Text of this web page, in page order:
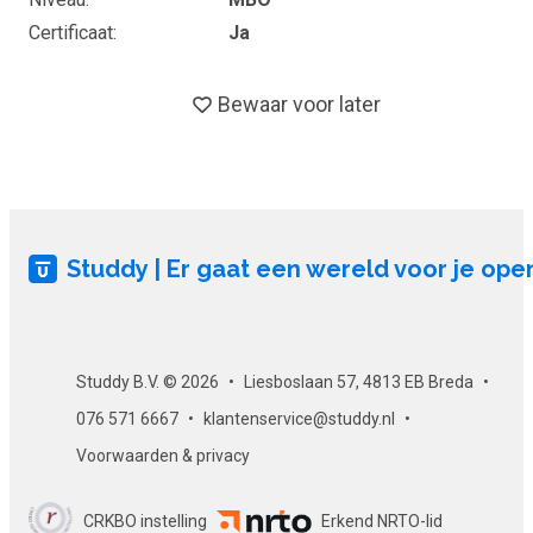
Vaardigheden
Als je deze online training wilt inzetten binnen de opleiding
Lesmaterialen
Opbouw van de cursus
Deze cursus is opgebouwd uit diverse e-learning
het einde van de cursus is er een eindtoets.
Certificaat
Ja
Bewaar voor later
Studdy | Er gaat een wereld voor je
Studdy B.V. © 2026
Liesboslaan 57, 4813 EB Breda
076 571 6667
klantenservice@studdy.nl
Voorwaarden & privacy
CRKBO instelling Erkend NRTO-lid